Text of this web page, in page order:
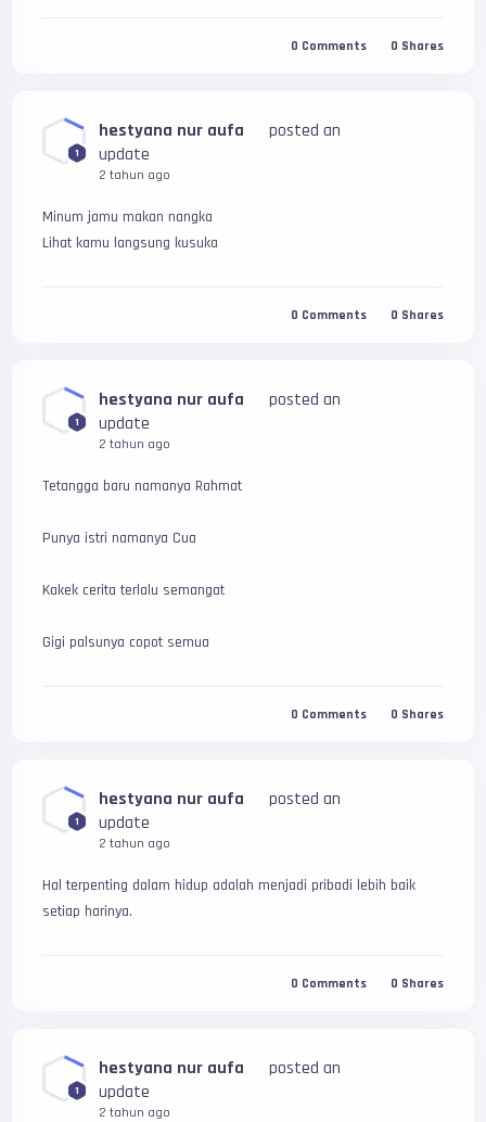
0 Comments 0 Shares
1
hestyana nur aufa
posted an
update
2 tahun ago
Minum jamu makan nangka
Lihat kamu langsung kusuka
0 Comments 0 Shares
1
hestyana nur aufa
posted an
update
2 tahun ago
Tetangga baru namanya Rahmat
Punya istri namanya Cua
Kakek cerita terlalu semangat
Gigi palsunya copot semua
0 Comments 0 Shares
1
hestyana nur aufa
posted an
update
2 tahun ago
Hal terpenting dalam hidup adalah menjadi pribadi lebih baik
setiap harinya.
0 Comments 0 Shares
1
hestyana nur aufa
posted an
update
2 tahun ago